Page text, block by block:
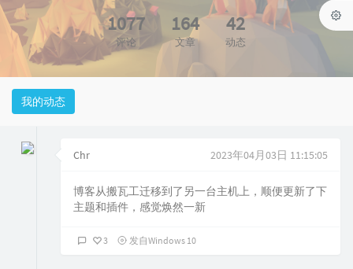
1077
评论
164
文章
42
动态
我的动态
Chr 2023年04月03日 11:15:05
博客从搬瓦工迁移到了另一台主机上，顺便更新了下
主题和插件，感觉焕然一新
3 发自Windows 10